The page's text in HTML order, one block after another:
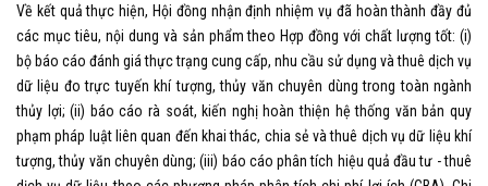
Về kết quả thực hiện, Hội đồng nhận định nhiệm vụ đã hoàn thành đầy đủ
các mục tiêu, nội dung và sản phẩm theo Hợp đồng với chất lượng tốt: (i)
bộ báo cáo đánh giá thực trạng cung cấp, nhu cầu sử dụng và thuê dịch vụ
dữ liệu đo trực tuyến khí tượng, thủy văn chuyên dùng trong toàn ngành
thủy lợi; (ii) báo cáo rà soát, kiến nghị hoàn thiện hệ thống văn bản quy
phạm pháp luật liên quan đến khai thác, chia sẻ và thuê dịch vụ dữ liệu khí
tượng, thủy văn chuyên dùng; (iii) báo cáo phân tích hiệu quả đầu tư - thuê